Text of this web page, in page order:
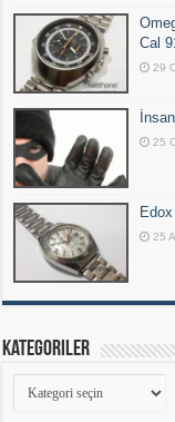
Cal
29
25
25
Kategoriler
Kategoriler